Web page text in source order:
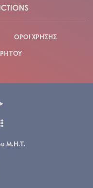
ΟΡΟΙ ΧΡΗΣΗΣ
Μ.Η.Τ.